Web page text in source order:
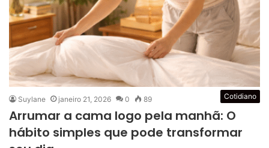
Cotidiano
Suylane janeiro 21, 2026 0 89
Arrumar a cama logo pela manhã: O
hábito simples que pode transformar